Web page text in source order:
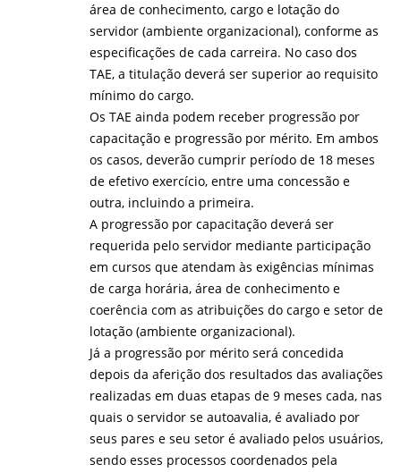
área de conhecimento, cargo e lotação do
servidor (ambiente organizacional), conforme as
especificações de cada carreira. No caso dos
TAE, a titulação deverá ser superior ao requisito
mínimo do cargo.
Os TAE ainda podem receber progressão por
capacitação e progressão por mérito. Em ambos
os casos, deverão cumprir período de 18 meses
de efetivo exercício, entre uma concessão e
outra, incluindo a primeira.
A progressão por capacitação deverá ser
requerida pelo servidor mediante participação
em cursos que atendam às exigências mínimas
de carga horária, área de conhecimento e
coerência com as atribuições do cargo e setor de
lotação (ambiente organizacional).
Já a progressão por mérito será concedida
depois da aferição dos resultados das avaliações
realizadas em duas etapas de 9 meses cada, nas
quais o servidor se autoavalia, é avaliado por
seus pares e seu setor é avaliado pelos usuários,
sendo esses processos coordenados pela